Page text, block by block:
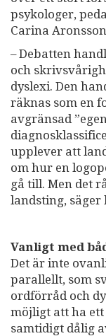
psykologer,
Carina
– Debatten
och
dyslexi. Den
räknas som en
avgränsad
upplever att
om hur en
gå till. Men det
landsting, säger
Vanligt med
Det är inte
parallellt, som
ordförråd och
möjligt att ha
samtidigt dålig